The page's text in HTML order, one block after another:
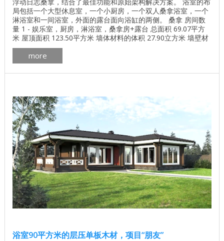
局包括一个大型休息室，一个小厨房，一个双人桑拿浴室，一个
淋浴室和一间浴室，外面的露台面向浴缸的两侧。 桑拿 房间数
量 1 - 娱乐室，厨房，淋浴室，桑拿房+露台 总面积 69.07平方
米 屋顶面积 123.50平方米 墙体材料的体积 27.90立方米 墙壁材
料，其他选择是可能的。 D240湿度的圆形对数为12％ 我们澡堂
的照片在realt.by网站上展出，作为年度最佳澡堂竞赛的一部分：
平面图 ...
more
浴室90平方米的层压单板木材，项目“朋友”